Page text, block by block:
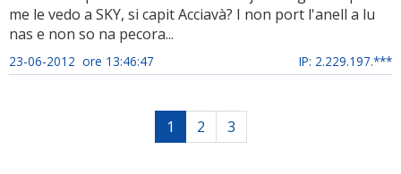
me le vedo a SKY, si capit Acciavà? I non port l'anell a lu
nas e non so na pecora...
23-06-2012 ore 13:46:47 IP: 2.229.197.***
1 2 3